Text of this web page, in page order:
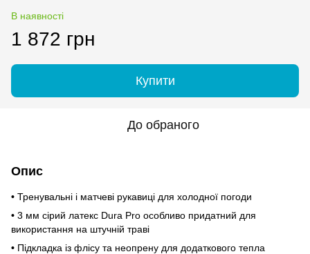
В наявності
1 872 грн
Купити
До обраного
Опис
• Тренувальні і матчеві рукавиці для холодної погоди
• 3 мм сірий латекс Dura Pro особливо придатний для
використання на штучній траві
• Підкладка із флісу та неопрену для додаткового тепла